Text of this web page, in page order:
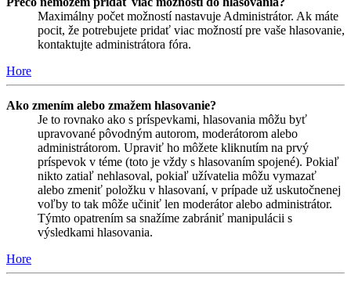
Maximálny počet možností nastavuje Administrátor. Ak máte
pocit, že potrebujete pridať viac možností pre vaše hlasovanie,
kontaktujte administrátora fóra.
Hore
Ako zmením alebo zmažem hlasovanie?
Je to rovnako ako s príspevkami, hlasovania môžu byť
upravované pôvodným autorom, moderátorom alebo
administrátorom. Upraviť ho môžete kliknutím na prvý
príspevok v téme (toto je vždy s hlasovaním spojené). Pokiaľ
nikto zatiaľ nehlasoval, pokiaľ užívatelia môžu vymazať
alebo zmeniť položku v hlasovaní, v prípade už uskutočnenej
voľby to tak môže učiniť len moderátor alebo administrátor.
Týmto opatrením sa snažíme zabrániť manipulácii s
výsledkami hlasovania.
Hore